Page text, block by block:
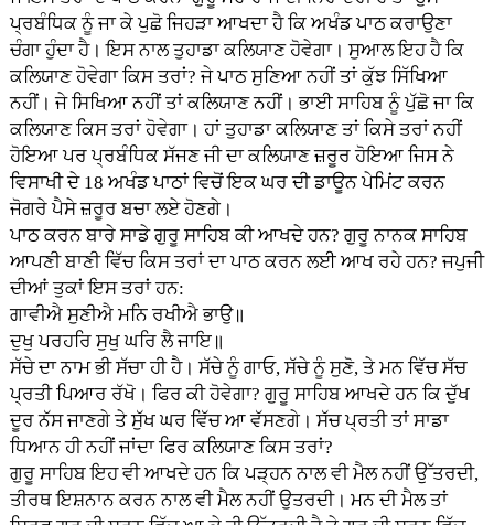
ਪ੍ਰਬੰਧਿਕ ਨੂੰ ਜਾ ਕੇ ਪੁਛੋ ਜਿਹੜਾ ਆਖਦਾ ਹੈ ਕਿ ਅਖੰਡ ਪਾਠ ਕਰਾਉਣਾ
ਚੰਗਾ ਹੁੰਦਾ ਹੈ। ਇਸ ਨਾਲ ਤੁਹਾਡਾ ਕਲਿਯਾਣ ਹੋਵੇਗਾ। ਸੁਆਲ ਇਹ ਹੈ ਕਿ
ਕਲਿਯਾਣ ਹੋਵੇਗਾ ਕਿਸ ਤਰਾਂ? ਜੇ ਪਾਠ ਸੁਣਿਆ ਨਹੀਂ ਤਾਂ ਕੁੱਝ ਸਿੱਖਿਆ
ਨਹੀਂ। ਜੇ ਸਿਖਿਆ ਨਹੀਂ ਤਾਂ ਕਲਿਯਾਣ ਨਹੀਂ। ਭਾਈ ਸਾਹਿਬ ਨੂੰ ਪੁੱਛੋ ਜਾ ਕਿ
ਕਲਿਯਾਣ ਕਿਸ ਤਰਾਂ ਹੋਵੇਗਾ। ਹਾਂ ਤੁਹਾਡਾ ਕਲਿਯਾਣ ਤਾਂ ਕਿਸੇ ਤਰਾਂ ਨਹੀਂ
ਹੋਇਆ ਪਰ ਪ੍ਰਬੰਧਿਕ ਸੱਜਣ ਜੀ ਦਾ ਕਲਿਯਾਣ ਜ਼ਰੂਰ ਹੋਇਆ ਜਿਸ ਨੇ
ਵਿਸਾਖੀ ਦੇ 18 ਅਖੰਡ ਪਾਠਾਂ ਵਿਚੋਂ ਇਕ ਘਰ ਦੀ ਡਾਊਨ ਪੇਮਿਂਟ ਕਰਨ
ਜੋਗਰੇ ਪੈਸੇ ਜ਼ਰੂਰ ਬਚਾ ਲਏ ਹੋਣਗੇ।
ਪਾਠ ਕਰਨ ਬਾਰੇ ਸਾਡੇ ਗੁਰੂ ਸਾਹਿਬ ਕੀ ਆਖਦੇ ਹਨ? ਗੁਰੂ ਨਾਨਕ ਸਾਹਿਬ
ਆਪਣੀ ਬਾਣੀ ਵਿੱਚ ਕਿਸ ਤਰਾਂ ਦਾ ਪਾਠ ਕਰਨ ਲਈ ਆਖ ਰਹੇ ਹਨ? ਜਪੁਜੀ
ਦੀਆਂ ਤੁਕਾਂ ਇਸ ਤਰਾਂ ਹਨ:
ਗਾਵੀਐ ਸੁਣੀਐ ਮਨਿ ਰਖੀਐ ਭਾਉ॥
ਦੁਖੁ ਪਰਹਰਿ ਸੁਖੁ ਘਰਿ ਲੈ ਜਾਇ॥
ਸੱਚੇ ਦਾ ਨਾਮ ਭੀ ਸੱਚਾ ਹੀ ਹੈ। ਸੱਚੇ ਨੂੰ ਗਾਓ, ਸੱਚੇ ਨੂੰ ਸੁਣੋ, ਤੇ ਮਨ ਵਿੱਚ ਸੱਚ
ਪ੍ਰਤੀ ਪਿਆਰ ਰੱਖੋ। ਫਿਰ ਕੀ ਹੋਵੇਗਾ? ਗੁਰੂ ਸਾਹਿਬ ਆਖਦੇ ਹਨ ਕਿ ਦੁੱਖ
ਦੂਰ ਨੱਸ ਜਾਣਗੇ ਤੇ ਸੁੱਖ ਘਰ ਵਿੱਚ ਆ ਵੱਸਣਗੇ। ਸੱਚ ਪ੍ਰਤੀ ਤਾਂ ਸਾਡਾ
ਧਿਆਨ ਹੀ ਨਹੀਂ ਜਾਂਦਾ ਫਿਰ ਕਲਿਯਾਣ ਕਿਸ ਤਰਾਂ?
ਗੁਰੂ ਸਾਹਿਬ ਇਹ ਵੀ ਆਖਦੇ ਹਨ ਕਿ ਪੜ੍ਹਨ ਨਾਲ ਵੀ ਮੈਲ ਨਹੀਂ ਉੱਤਰਦੀ,
ਤੀਰਥ ਇਸ਼ਨਾਨ ਕਰਨ ਨਾਲ ਵੀ ਮੈਲ ਨਹੀਂ ਉਤਰਦੀ। ਮਨ ਦੀ ਮੈਲ ਤਾਂ